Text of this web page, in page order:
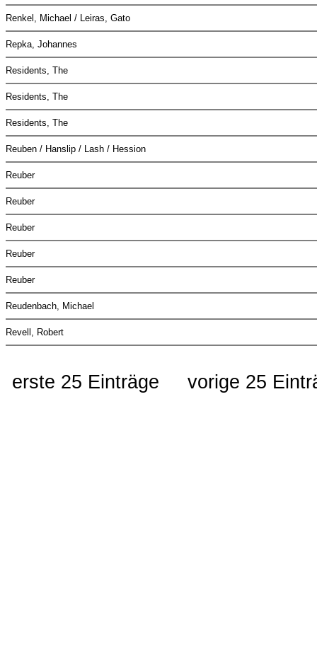
Renkel, Michael / Leiras, Gato
Repka, Johannes
Residents, The
Residents, The
Residents, The
Reuben / Hanslip / Lash / Hession
Reuber
Reuber
Reuber
Reuber
Reuber
Reudenbach, Michael
Revell, Robert
erste 25 Einträge vorige 25